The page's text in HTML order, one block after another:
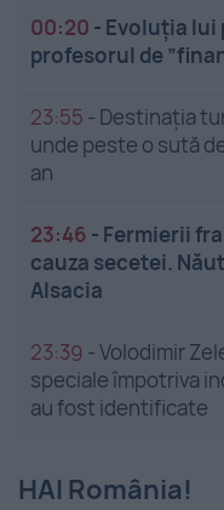
00:20 - Evoluția lui
profesorul de
23:55 - Destinația
unde peste o sută
an
23:46 - Fermierii
cauza secetei.
Alsacia
23:39 -Volodimir
speciale împotriva
au fost identificate
HAI România!